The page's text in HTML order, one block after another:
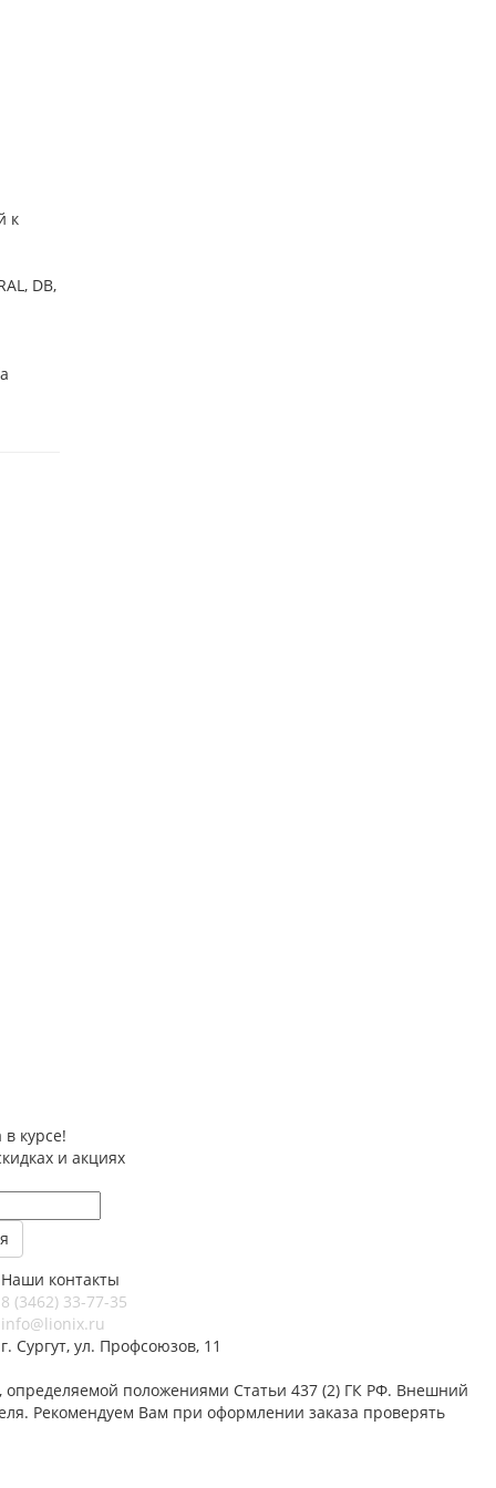
к
DB,
в курсе!
и акциях
Наши контакты
8 (3462) 33-77-35
info@lionix.ru
г. Сургут, ул. Профсоюзов, 11
положениями Статьи 437 (2) ГК РФ. Внешний
Рекомендуем Вам при оформлении заказа проверять